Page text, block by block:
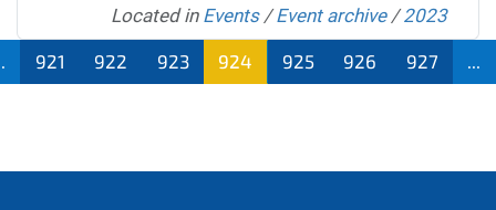
Located in Events /Event archive /2023
921 922 923 924 925 926 927 ...